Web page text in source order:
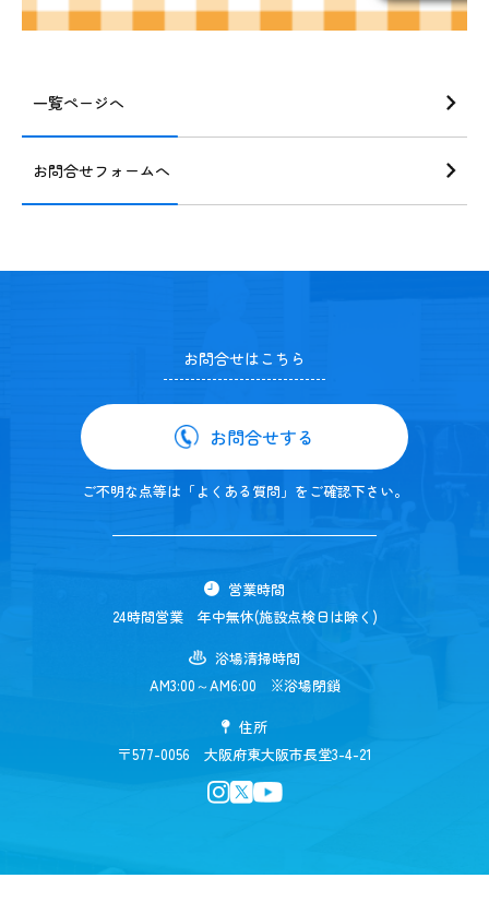
一覧ページへ
お問合せフォームへ
お問合せはこちら
お問合せする
ご不明な点等は「よくある質問」をご確認下さい。
営業時間
24時間営業 年中無休(施設点検日は除く)
浴場清掃時間
AM3:00～AM6:00 ※浴場閉鎖
住所
〒577-0056 大阪府東大阪市長堂3-4-21